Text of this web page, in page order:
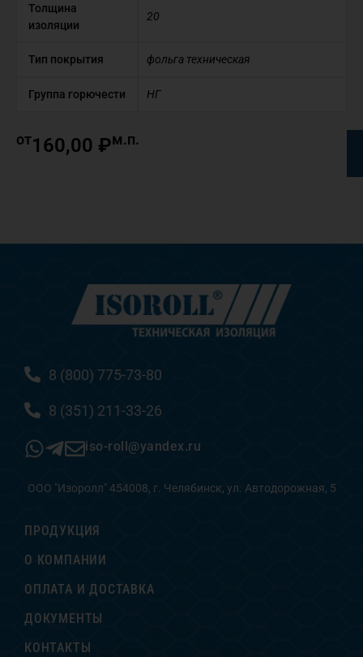
Толщина
изоляции
20
Тип покрытия фольга техническая
Группа горючести НГ
от160,00 ₽м.п.
8 (800) 775-73-80
8 (351) 211-33-26
iso-roll@yandex.ru
ООО "Изоролл" 454008, г. Челябинск, ул. Автодорожная, 5
ПРОДУКЦИЯ
О КОМПАНИИ
ОПЛАТА И ДОСТАВКА
ДОКУМЕНТЫ
КОНТАКТЫ